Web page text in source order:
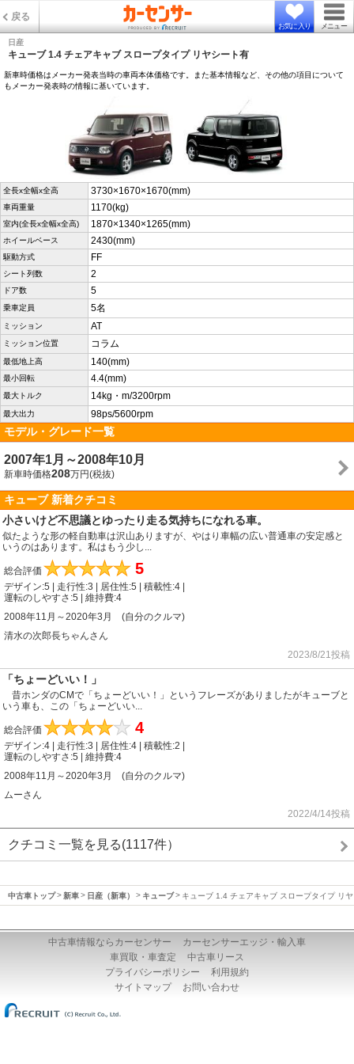
戻る
お気に入り メニュー
日産
キューブ 1.4 チェアキャブ スロープタイプ リヤシート有
新車時価格はメーカー発表当時の車両本体価格です。また基本情報など、その他の項目について
もメーカー発表時の情報に基いています。
全長x全幅x全高 3730×1670×1670(mm)
車両重量 1170(kg)
室内(全長x全幅x全高) 1870×1340×1265(mm)
ホイールベース 2430(mm)
駆動方式 FF
シート列数 2
ドア数 5
乗車定員 5名
ミッション AT
ミッション位置 コラム
最低地上高 140(mm)
最小回転 4.4(mm)
最大トルク 14kg・m/3200rpm
最大出力 98ps/5600rpm
モデル・グレード一覧
2007年1月～2008年10月
新車時価格208万円(税抜)
キューブ 新着クチコミ
小さいけど不思議とゆったり走る気持ちになれる車。
似たような形の軽自動車は沢山ありますが、やはり車幅の広い普通車の安定感と
いうのはあります。私はもう少し...
総合評価 ★★★★★ 5
デザイン:5 | 走行性:3 | 居住性:5 | 積載性:4 |
運転のしやすさ:5 | 維持費:4
2008年11月～2020年3月 (自分のクルマ)
清水の次郎長ちゃんさん
2023/8/21投稿
「ちょーどいい！」
昔ホンダのCMで「ちょーどいい！」というフレーズがありましたがキューブと
いう車も、この「ちょーどいい...
総合評価 ★★★★★ 4
デザイン:4 | 走行性:3 | 居住性:4 | 積載性:2 |
運転のしやすさ:5 | 維持費:4
2008年11月～2020年3月 (自分のクルマ)
ムーさん
2022/4/14投稿
クチコミ一覧を見る(1117件）
中古車トップ 新車 日産（新車） キューブ キューブ 1.4 チェアキャブ スロープタイプ リ
中古車情報ならカーセンサー
カーセンサーエッジ・輸入車
車買取・車査定
中古車リース
プライバシーポリシー
利用規約
サイトマップ
お問い合わせ